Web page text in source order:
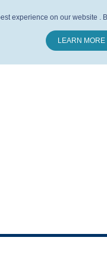
experience on our website .
LEARN MORE